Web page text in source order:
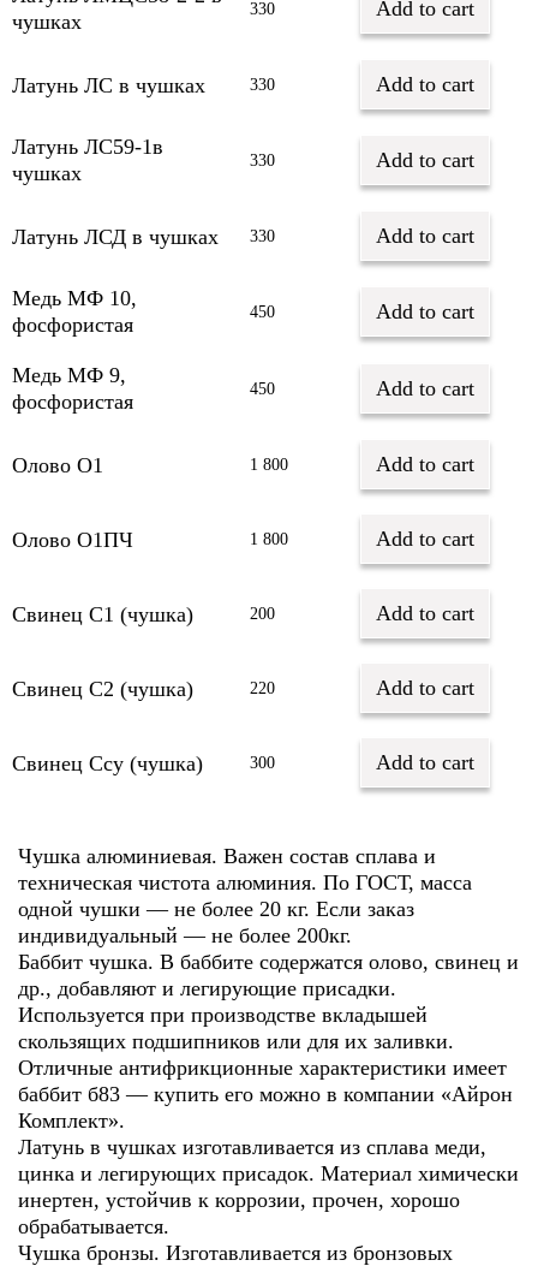
чушках
330 Add to cart
Латунь ЛС в чушках 330 Add to cart
Латунь ЛС59-1в
чушках
330 Add to cart
Латунь ЛСД в чушках 330 Add to cart
Медь МФ 10,
фосфористая
450 Add to cart
Медь МФ 9,
фосфористая
450 Add to cart
Олово О1 1 800 Add to cart
Олово О1ПЧ 1 800 Add to cart
Свинец С1 (чушка) 200 Add to cart
Свинец С2 (чушка) 220 Add to cart
Свинец Ссу (чушка) 300 Add to cart
Чушка алюминиевая. Важен состав сплава и
техническая чистота алюминия. По ГОСТ, масса
одной чушки — не более 20 кг. Если заказ
индивидуальный — не более 200кг.
Баббит чушка. В баббите содержатся олово, свинец и
др., добавляют и легирующие присадки.
Используется при производстве вкладышей
скользящих подшипников или для их заливки.
Отличные антифрикционные характеристики имеет
баббит б83 — купить его можно в компании «Айрон
Комплект».
Латунь в чушках изготавливается из сплава меди,
цинка и легирующих присадок. Материал химически
инертен, устойчив к коррозии, прочен, хорошо
обрабатывается.
Чушка бронзы. Изготавливается из бронзовых